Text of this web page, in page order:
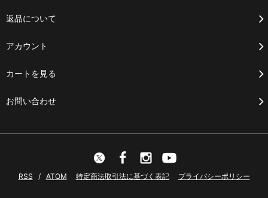
返品について
アカウント
カートを見る
お問い合わせ
RSS / ATOM 特定商法取引法に基づく表記 プライバシーポリシー